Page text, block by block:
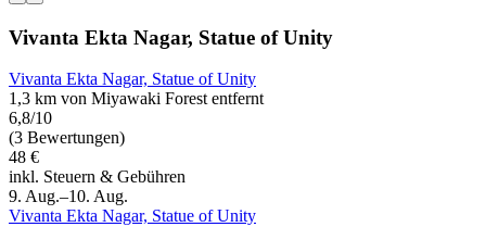
Vivanta Ekta Nagar, Statue of Unity
Vivanta Ekta Nagar, Statue of Unity
1,3 km von Miyawaki Forest entfernt
6,8/10
(3 Bewertungen)
48 €
inkl. Steuern & Gebühren
9. Aug.–10. Aug.
Vivanta Ekta Nagar, Statue of Unity